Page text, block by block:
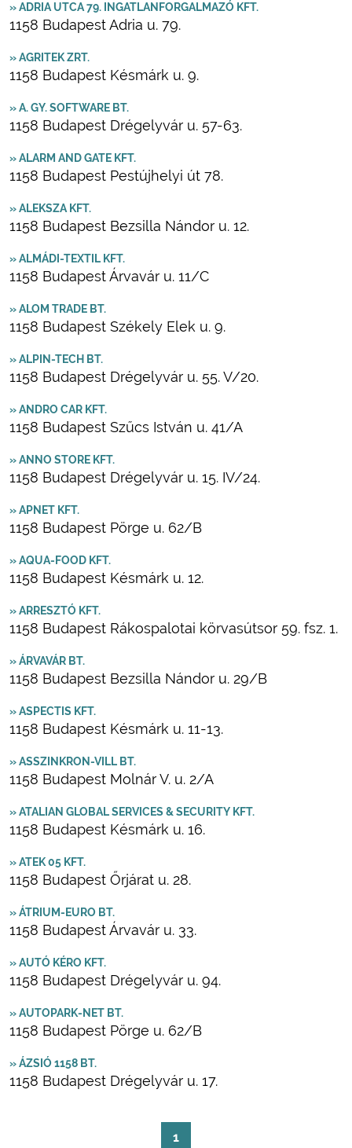
» ADRIA UTCA 79. INGATLANFORGALMAZÓ KFT.
1158 Budapest Adria u. 79.
» AGRITEK ZRT.
1158 Budapest Késmárk u. 9.
» A. GY. SOFTWARE BT.
1158 Budapest Drégelyvár u. 57-63.
» ALARM AND GATE KFT.
1158 Budapest Pestújhelyi út 78.
» ALEKSZA KFT.
1158 Budapest Bezsilla Nándor u. 12.
» ALMÁDI-TEXTIL KFT.
1158 Budapest Árvavár u. 11/C
» ALOM TRADE BT.
1158 Budapest Székely Elek u. 9.
» ALPIN-TECH BT.
1158 Budapest Drégelyvár u. 55. V/20.
» ANDRO CAR KFT.
1158 Budapest Szűcs István u. 41/A
» ANNO STORE KFT.
1158 Budapest Drégelyvár u. 15. IV/24.
» APNET KFT.
1158 Budapest Pörge u. 62/B
» AQUA-FOOD KFT.
1158 Budapest Késmárk u. 12.
» ARRESZTÓ KFT.
1158 Budapest Rákospalotai körvasútsor 59. fsz. 1.
» ÁRVAVÁR BT.
1158 Budapest Bezsilla Nándor u. 29/B
» ASPECTIS KFT.
1158 Budapest Késmárk u. 11-13.
» ASSZINKRON-VILL BT.
1158 Budapest Molnár V. u. 2/A
» ATALIAN GLOBAL SERVICES & SECURITY KFT.
1158 Budapest Késmárk u. 16.
» ATEK 05 KFT.
1158 Budapest Őrjárat u. 28.
» ÁTRIUM-EURO BT.
1158 Budapest Árvavár u. 33.
» AUTÓ KÉRO KFT.
1158 Budapest Drégelyvár u. 94.
» AUTOPARK-NET BT.
1158 Budapest Pörge u. 62/B
» ÁZSIÓ 1158 BT.
1158 Budapest Drégelyvár u. 17.
1